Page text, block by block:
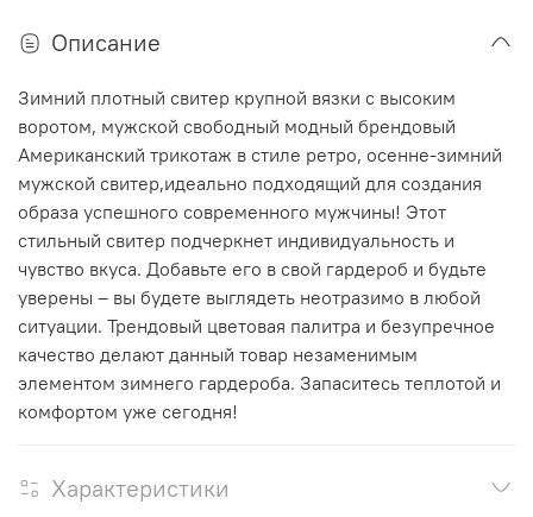
Описание
Зимний плотный свитер крупной вязки с высоким
воротом, мужской свободный модный брендовый
Американский трикотаж в стиле ретро, осенне-зимний
мужской свитер,идеально подходящий для создания
образа успешного современного мужчины! Этот
стильный свитер подчеркнет индивидуальность и
чувство вкуса. Добавьте его в свой гардероб и будьте
уверены – вы будете выглядеть неотразимо в любой
ситуации. Трендовый цветовая палитра и безупречное
качество делают данный товар незаменимым
элементом зимнего гардероба. Запаситесь теплотой и
комфортом уже сегодня!
Характеристики